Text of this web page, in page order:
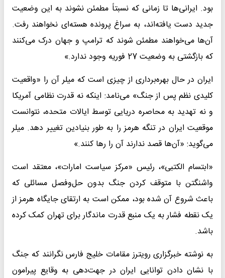
بود. ایرانی‌ها تا زمانی که نسبتاً مطمئن نشوند به این وضعیت
جدید دست یافته‌اند، به سراغ پرونده هسته‌ای نخواهند رفت.
آن‌ها می‌خواهند مطمئن شوند که ترامپ و جهان درک می‌کنند
که بازگشتی به وضعیت 27 فوریه وجود ندارد.»
ایران در حال بهره‌برداری از چیزی است که میلر آن را «واقعیت
کلیدی نظم پس از جنگ» می‌نامد: اینکه نه قدرت نظامی آمریکا
و نه تهدید به محاصره دریایی توسط ایالات متحده، نتوانست
موقعیت ایران در تنگه هرمز را به طور بنیادین تغییر دهد. میلر
می‌گوید: «آن‌ها قصد ندارند آن را رها کنند.»
«ابتسام الکتبی»، رئیس «مرکز سیاست امارات»، معتقد است
واشنگتن با متوقف کردن جنگ بدون حل‌وفصل مسائلی که
باعث شروع آن شده بود، ممکن است به ارتقای جایگاه هرمز از
یک نقطه فشار به یک منبع قدرت ماندگار برای تهران کمک کرده
باشد.
به نوشته خبرگزاری رویترز مقامات خلیج فارس نگرانند که جنگ
با نشان دادن توانایی ایران در جهت‌دهی به وقایع پیرامون